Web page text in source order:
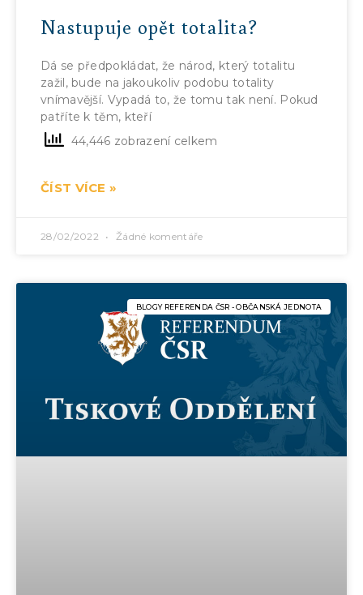
Nastupuje opět totalita?
Dá se předpokládat, že národ, který totalitu
zažil, bude na jakoukoliv podobu totality
vnímavější. Vypadá to, že tomu tak není. Pokud
patříte k těm, kteří
44,446 zobrazení celkem
ČÍST VÍCE »
28/02/2022 Žádné komentáře
BLOGY REFERENDA ČSR - OBČANSKÁ JEDNOTA